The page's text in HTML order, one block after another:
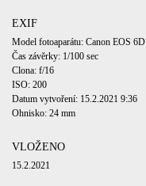
EXIF
Model fotoaparátu: Canon EOS 6D
Čas závěrky: 1/100 sec
Clona: f/16
ISO: 200
Datum vytvoření: 15.2.2021 9:36
Ohnisko: 24 mm
VLOŽENO
15.2.2021